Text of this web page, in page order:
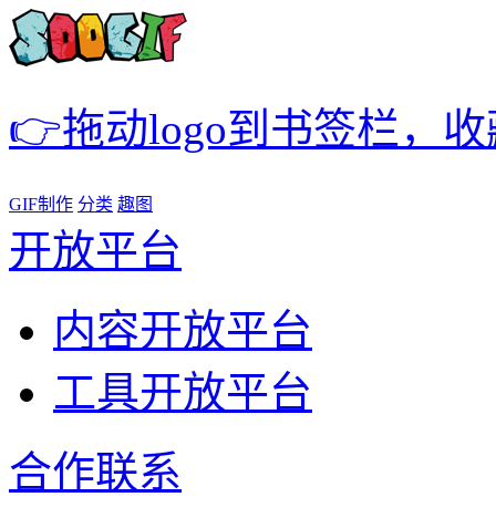
👉拖动logo到书签栏，
GIF制作 分类 趣图
开放平台
内容开放平台
工具开放平台
合作联系